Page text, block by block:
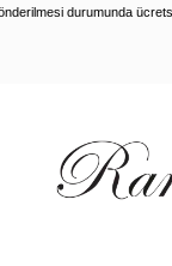
durumunda
söz konusuysa kargo
adresine bildirilmelidir. Bu